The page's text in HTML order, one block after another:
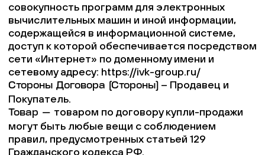
совокупность программ для электронных
вычислительных машин и иной информации,
содержащейся в информационной системе,
доступ к которой обеспечивается посредством
сети «Интернет» по доменному имени и
сетевому адресу: https://ivk-group.ru/
Стороны Договора (Стороны)– Продавец и
Покупатель.
Товар — товаром по договору купли-продажи
могут быть любые вещи с соблюдением
правил, предусмотренных статьей 129
Гражданского кодекса РФ.